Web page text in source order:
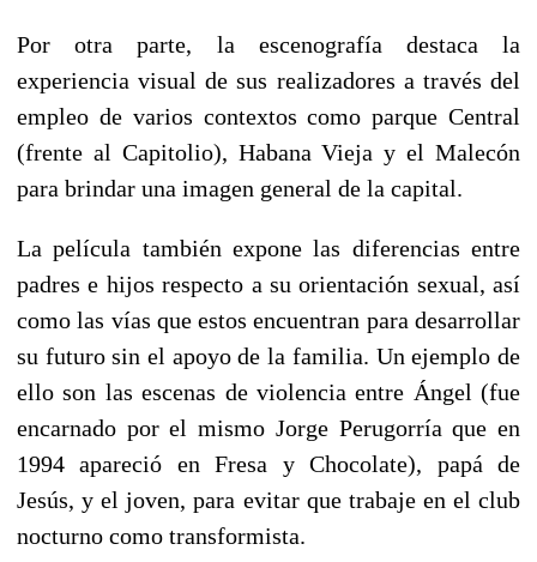
Por otra parte, la escenografía destaca la
experiencia visual de sus realizadores a través del
empleo de varios contextos como parque Central
(frente al Capitolio), Habana Vieja y el Malecón
para brindar una imagen general de la capital.
La película también expone las diferencias entre
padres e hijos respecto a su orientación sexual, así
como las vías que estos encuentran para desarrollar
su futuro sin el apoyo de la familia. Un ejemplo de
ello son las escenas de violencia entre Ángel (fue
encarnado por el mismo Jorge Perugorría que en
1994 apareció en Fresa y Chocolate), papá de
Jesús, y el joven, para evitar que trabaje en el club
nocturno como transformista.